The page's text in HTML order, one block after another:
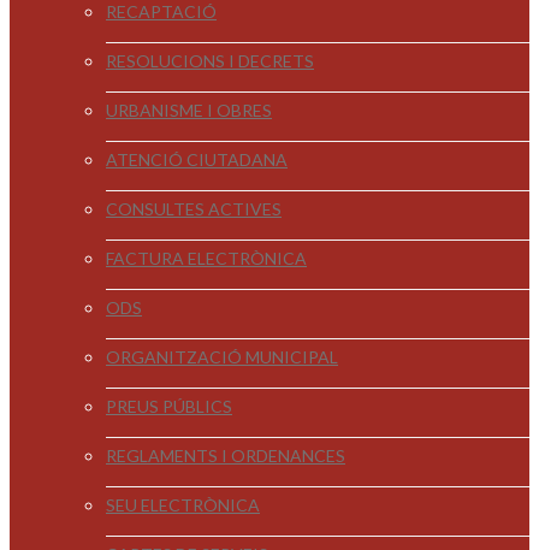
RECAPTACIÓ
RESOLUCIONS I DECRETS
URBANISME I OBRES
ATENCIÓ CIUTADANA
CONSULTES ACTIVES
FACTURA ELECTRÒNICA
ODS
ORGANITZACIÓ MUNICIPAL
PREUS PÚBLICS
REGLAMENTS I ORDENANCES
SEU ELECTRÒNICA